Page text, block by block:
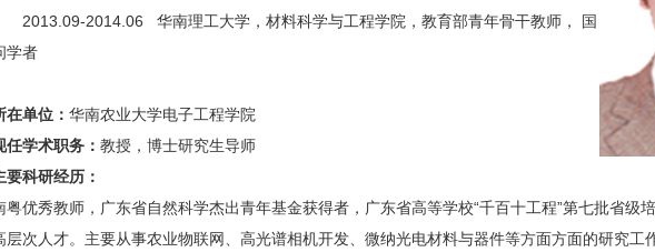
2014.06 华南理工大学，材料科学与工程学院，教育部青年骨干教师， 国
学者
单位： 华南农业大学电子工程学院
学术职务： 教授，博士研究生导师
科研经历：
秀教师，广东省自然科学杰出青年基金获得者，广东省高等学校“千百十工程”第七批省级
层次人才。主要从事农业物联网、高光谱相机开发、微纳光电材料与器件等方面方面的研究工